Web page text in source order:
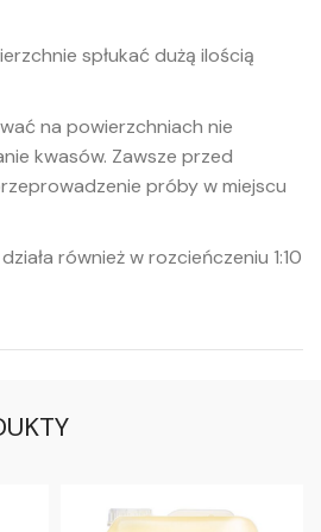
spłukać dużą ilością
na powierzchniach nie
kwasów. Zawsze przed
próby w miejscu
również w rozcieńczeniu 1:10